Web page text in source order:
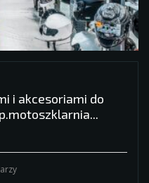
i akcesoriami do